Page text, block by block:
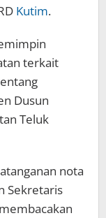
Kutim.
terkait
Dusun
Teluk
nota
Sekretaris